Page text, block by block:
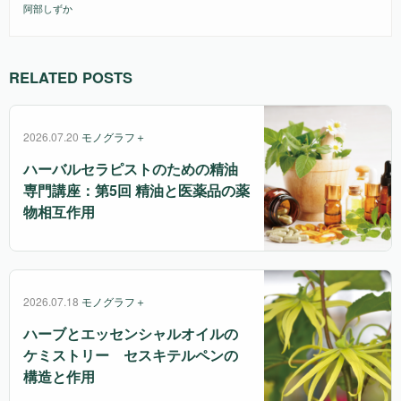
阿部しずか
RELATED POSTS
2026.07.20 モノグラフ＋
ハーバルセラピストのための精油
専門講座：第5回 精油と医薬品の薬
物相互作用
2026.07.18 モノグラフ＋
ハーブとエッセンシャルオイルの
ケミストリー セスキテルペンの
構造と作用